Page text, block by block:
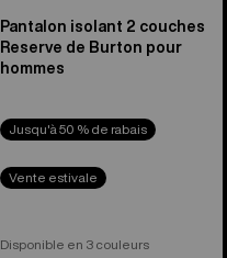
Pantalon isolant 2 couches
Reserve de Burton pour
hommes
Jusqu'à 50 % de rabais
Vente estivale
Disponible en 3 couleurs